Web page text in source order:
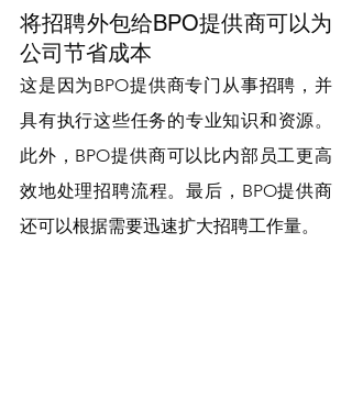
将招聘外包给BPO提供商可以为
公司节省成本
这是因为BPO提供商专门从事招聘，并
具有执行这些任务的专业知识和资源。
此外，BPO提供商可以比内部员工更高
效地处理招聘流程。最后，BPO提供商
还可以根据需要迅速扩大招聘工作量。